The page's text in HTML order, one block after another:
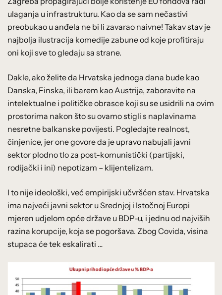
ulaganja u infrastrukturu. Kao da se sam nečastivi
preobukao u anđela ne bi li zavarao naivne! Takav stav je
najbolja ilustracija komedije zabune od koje profitiraju
oni koji sve to gledaju sa strane.
Dakle, ako želite da Hrvatska jednoga dana bude kao
Danska, Finska, ili barem kao Austrija, zaboravite na
intelektualne i političke obrasce koji su se usidrili na ovim
prostorima nakon što su ovamo stigli s naplavinama
nesretne balkanske povijesti. Pogledajte realnost,
činjenice, jer one govore da je upravo nabujali javni
sektor plodno tlo za post-komunistički (partijski,
rodijački i ini) nepotizam – klijentelizam.
I to nije ideološki, već empirijski učvršćen stav. Hrvatska
ima najveći javni sektor u Srednjoj i Istočnoj Europi
mjeren udjelom opće države u BDP-u, i jednu od najviših
razina korupcije, koja se pogoršava. Zbog Covida, visina
stupaca će tek eskalirati …